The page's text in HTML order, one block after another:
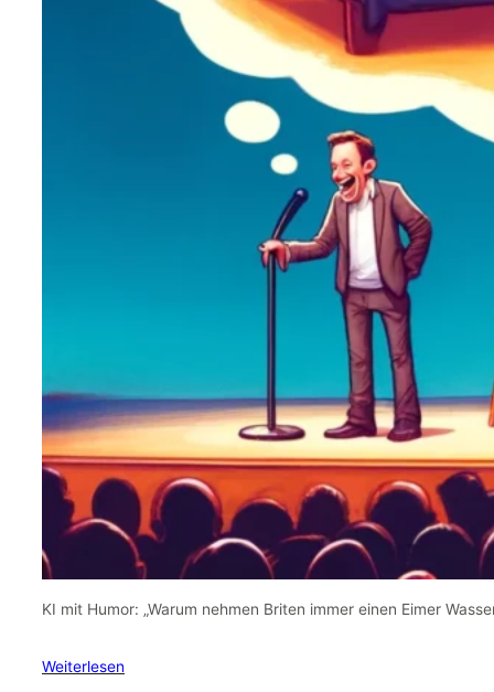
KI mit Humor: „Warum nehmen Briten immer einen Eimer
Weiterlesen